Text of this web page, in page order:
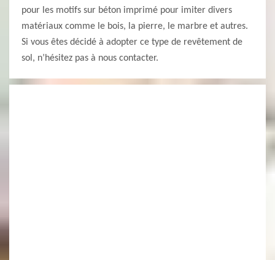
pour les motifs sur béton imprimé pour imiter divers
matériaux comme le bois, la pierre, le marbre et autres.
Si vous êtes décidé à adopter ce type de revêtement de
sol, n’hésitez pas à nous contacter.